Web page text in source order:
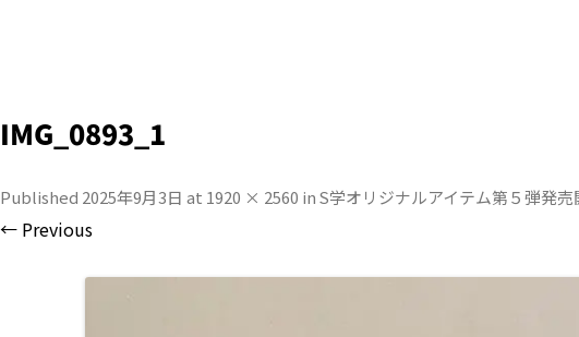
IMG_0893_1
Published 2025年9月3日 at 1920 × 2560 inS学オリジナルアイテム第５弾発売
← Previous